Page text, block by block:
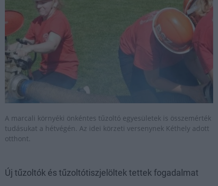
A marcali környéki önkéntes tűzoltó egyesületek is összemérték
tudásukat a hétvégén. Az idei körzeti versenynek Kéthely adott
otthont.
Új tűzoltók és tűzoltótiszjelöltek tettek fogadalmat